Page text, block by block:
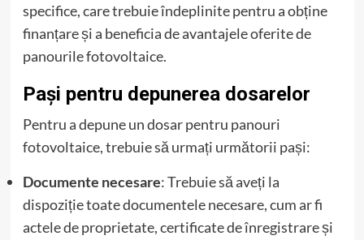
specifice, care trebuie îndeplinite pentru a obține
finanțare și a beneficia de avantajele oferite de
panourile fotovoltaice.
Pași pentru depunerea dosarelor
Pentru a depune un dosar pentru panouri
fotovoltaice, trebuie să urmați următorii pași:
Documente necesare: Trebuie să aveți la
dispoziție toate documentele necesare, cum ar fi
actele de proprietate, certificate de înregistrare și